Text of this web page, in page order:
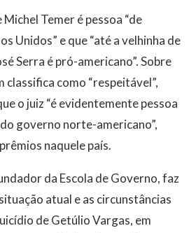
Temer é pessoa “de
Unidos” e que “até a velhinha de
Serra é pró-americano”. Sobre
classifica como “respeitável”,
o juiz “é evidentemente pessoa
governo norte-americano”,
naquele país.
da Escola de Governo, faz
atual e as circunstâncias
de Getúlio Vargas, em